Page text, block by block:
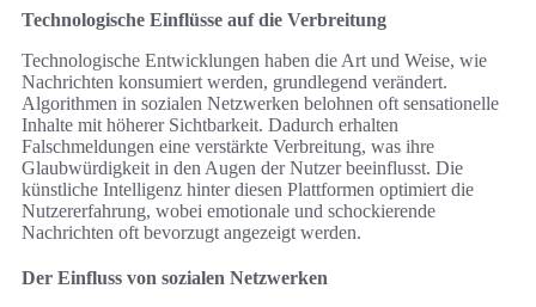
Technologische Einflüsse auf die Verbreitung
Technologische Entwicklungen haben die Art und Weise, wie
Nachrichten konsumiert werden, grundlegend verändert.
Algorithmen in sozialen Netzwerken belohnen oft sensationelle
Inhalte mit höherer Sichtbarkeit. Dadurch erhalten
Falschmeldungen eine verstärkte Verbreitung, was ihre
Glaubwürdigkeit in den Augen der Nutzer beeinflusst. Die
künstliche Intelligenz hinter diesen Plattformen optimiert die
Nutzererfahrung, wobei emotionale und schockierende
Nachrichten oft bevorzugt angezeigt werden.
Der Einfluss von sozialen Netzwerken